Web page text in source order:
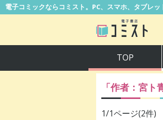
電子コミックならコミスト。PC、スマホ、タブレッ
TOP
「作者： 宮ト
1/1ページ(2件)